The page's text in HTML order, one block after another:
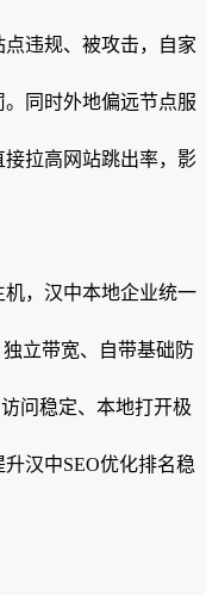
违规、被攻击，自家
同时外地偏远节点服
拉高网站跳出率，影
，汉中本地企业统一
立带宽、自带基础防
问稳定、本地打开极
汉中SEO优化排名稳